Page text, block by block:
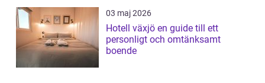
03 maj 2026
Hotell växjö en guide till ett
personligt och omtänksamt
boende